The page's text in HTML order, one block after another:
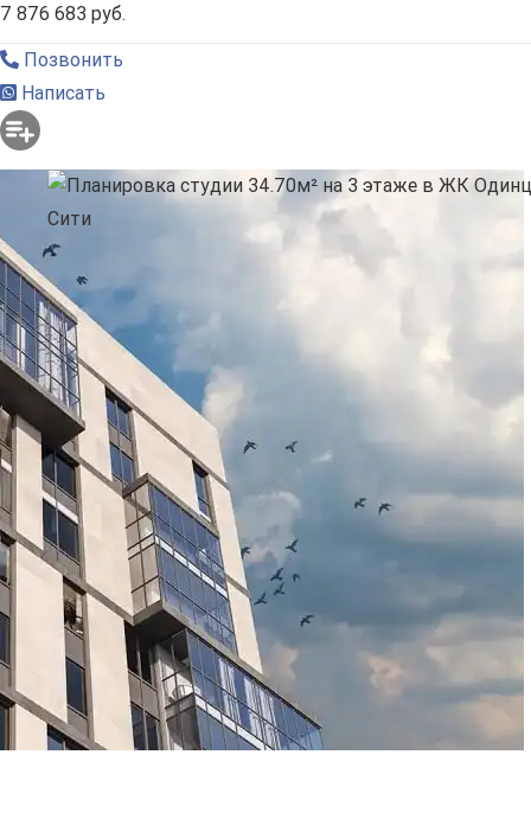
7 876 683 руб.
Позвонить
Написать